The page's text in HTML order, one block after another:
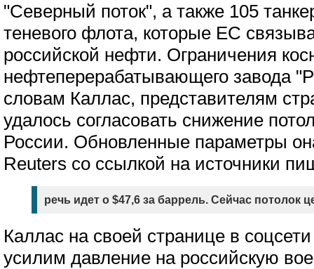
"Северный поток", а также 105
теневого флота, которые ЕС
российской нефти. Ограничения
нефтеперерабатывающего завода
словам Каллас, представителям
удалось согласовать снижение
России. Обновленные параметры
Reuters со ссылкой на источники
речь идет о $47,6 за баррель. Сейчас потолок
Каллас на своей странице в
усилим давление на российскую